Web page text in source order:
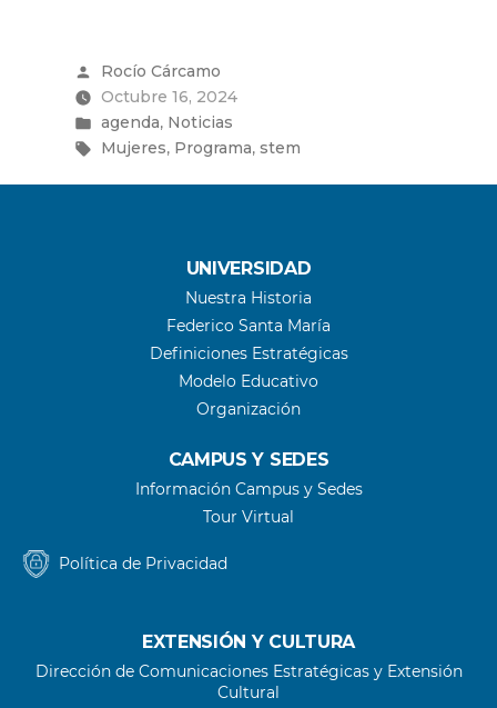
“Valparaíso
STEMPOWER:
Mujeres
que
con
Publicado
por
Rocío Cárcamo
Octubre 16, 2024
Publicado
en
agenda, Noticias
Etiquetas:
Mujeres, Programa, stem
UNIVERSIDAD
Nuestra Historia
Federico Santa María
Definiciones Estratégicas
Modelo Educativo
Organización
CAMPUS Y SEDES
Información Campus y Sedes
Tour Virtual
Política de Privacidad
EXTENSIÓN Y CULTURA
Dirección de Comunicaciones Estratégicas y Extensión
Cultural